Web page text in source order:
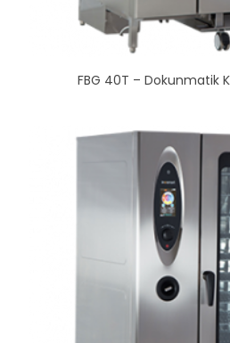
FBG 40T – Dokunmatik